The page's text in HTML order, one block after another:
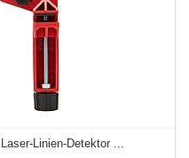
Linien-Detektor ...